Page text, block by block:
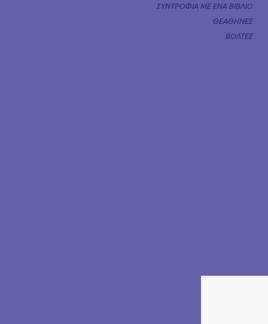
ΣΥΝΤΡΟΦΙΑ ΜΕ ΕΝΑ ΒΙΒΛΙΟ
ΘΕΑΘΗΝΕΣ
ΒΟΛΤΕΣ